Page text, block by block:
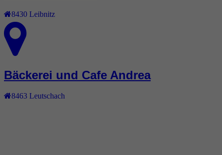
8430 Leibnitz
Bäckerei und Cafe Andrea
8463 Leutschach